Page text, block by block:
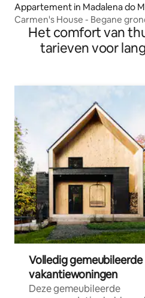
Appartement in Madalena do
Carmen's House - Begane
Het comfort van
tarieven voor
Volledig gemeubileerde
vakantiewoningen
Deze gemeubileerde